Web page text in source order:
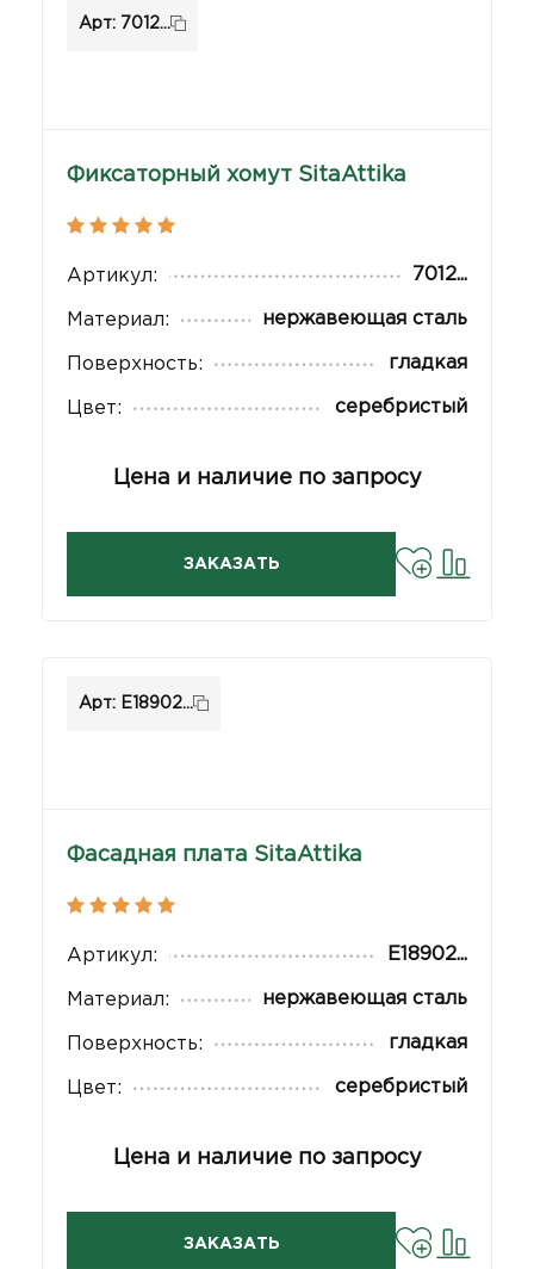
Арт: 7012...
Фиксаторный хомут SitaAttika
Артикул: 7012...
Материал: нержавеющая сталь
Поверхность: гладкая
Цвет: серебристый
Цена и наличие по запросу
ЗАКАЗАТЬ
Арт: E18902...
Фасадная плата SitaAttika
Артикул: E18902...
Материал: нержавеющая сталь
Поверхность: гладкая
Цвет: серебристый
Цена и наличие по запросу
ЗАКАЗАТЬ